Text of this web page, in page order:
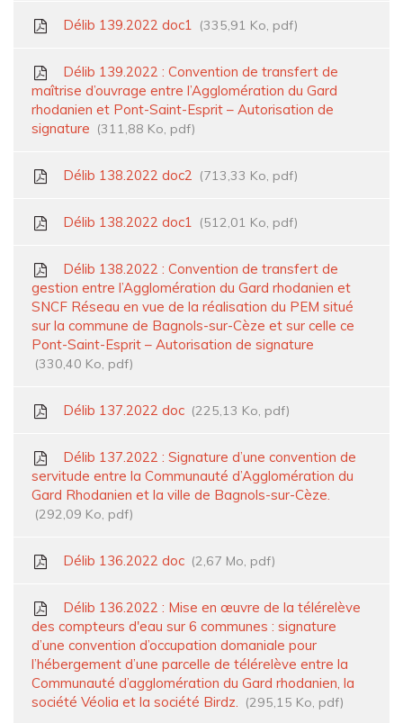
Délib 139.2022 doc1 335,91 Ko, pdf
Délib 139.2022 : Convention de transfert de
maîtrise d’ouvrage entre l’Agglomération du Gard
rhodanien et Pont-Saint-Esprit – Autorisation de
signature
311,88 Ko, pdf
Délib 138.2022 doc2 713,33 Ko, pdf
Délib 138.2022 doc1 512,01 Ko, pdf
Délib 138.2022 : Convention de transfert de
gestion entre l’Agglomération du Gard rhodanien et
SNCF Réseau en vue de la réalisation du PEM situé
sur la commune de Bagnols-sur-Cèze et sur celle ce
Pont-Saint-Esprit – Autorisation de signature
330,40 Ko, pdf
Délib 137.2022 doc 225,13 Ko, pdf
Délib 137.2022 : Signature d’une convention de
servitude entre la Communauté d’Agglomération du
Gard Rhodanien et la ville de Bagnols-sur-Cèze.
292,09 Ko, pdf
Délib 136.2022 doc 2,67 Mo, pdf
Délib 136.2022 : Mise en œuvre de la télérelève
des compteurs d'eau sur 6 communes : signature
d’une convention d’occupation domaniale pour
l’hébergement d’une parcelle de télérelève entre la
Communauté d’agglomération du Gard rhodanien, la
société Véolia et la société Birdz.
295,15 Ko, pdf